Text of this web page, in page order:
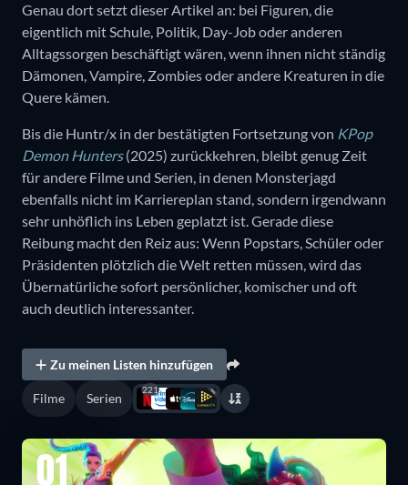
Genau dort setzt dieser Artikel an: bei Figuren, die
eigentlich mit Schule, Politik, Day-Job oder anderen
Alltagssorgen beschäftigt wären, wenn ihnen nicht ständig
Dämonen, Vampire, Zombies oder andere Kreaturen in die
Quere kämen.
Bis die Huntr/x in der bestätigten Fortsetzung von KPop
Demon Hunters(2025) zurückkehren, bleibt genug Zeit
für andere Filme und Serien, in denen Monsterjagd
ebenfalls nicht im Karriereplan stand, sondern irgendwann
sehr unhöflich ins Leben geplatzt ist. Gerade diese
Reibung macht den Reiz aus: Wenn Popstars, Schüler oder
Präsidenten plötzlich die Welt retten müssen, wird das
Übernatürliche sofort persönlicher, komischer und oft
auch deutlich interessanter.
Zu meinen Listen hinzufügen
Filme Serien
221
01